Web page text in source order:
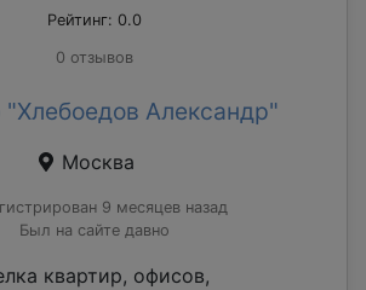
Рейтинг: 0.0
0 отзывов
Александр"
Москва
9 месяцев назад
Был на сайте давно
квартир, офисов,